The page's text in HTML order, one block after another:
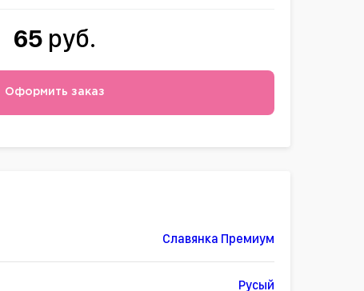
65 руб.
Оформить заказ
Славянка Премиум
Русый